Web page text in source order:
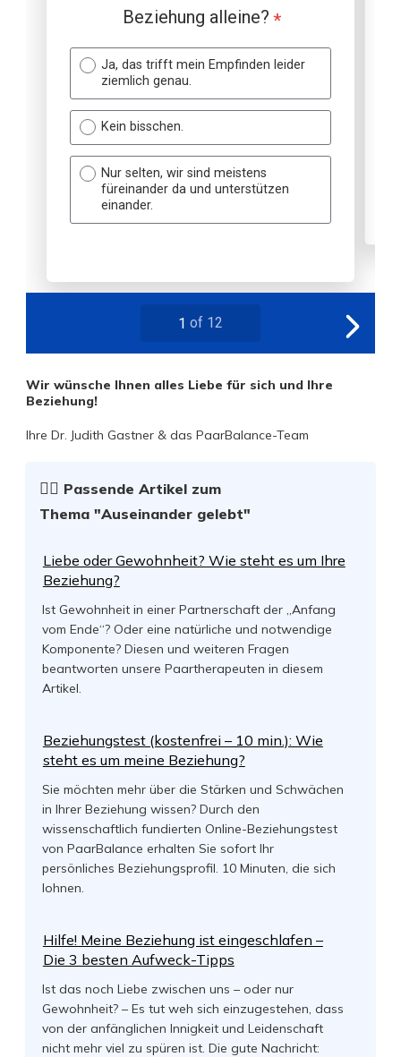
Wir wünsche Ihnen alles Liebe für sich und Ihre
Beziehung!
Ihre Dr. Judith Gastner & das PaarBalance-Team
☝🏻 Passende Artikel zum
Thema "Auseinander gelebt"
Liebe oder Gewohnheit? Wie steht es um Ihre
Beziehung?
Ist Gewohnheit in einer Partnerschaft der „Anfang
vom Ende“? Oder eine natürliche und notwendige
Komponente? Diesen und weiteren Fragen
beantworten unsere Paartherapeuten in diesem
Artikel.
Beziehungstest (kostenfrei – 10 min.): Wie
steht es um meine Beziehung?
Sie möchten mehr über die Stärken und Schwächen
in Ihrer Beziehung wissen? Durch den
wissenschaftlich fundierten Online-Beziehungstest
von PaarBalance erhalten Sie sofort Ihr
persönliches Beziehungsprofil. 10 Minuten, die sich
lohnen.
Hilfe! Meine Beziehung ist eingeschlafen –
Die 3 besten Aufweck-Tipps
Ist das noch Liebe zwischen uns – oder nur
Gewohnheit? – Es tut weh sich einzugestehen, dass
von der anfänglichen Innigkeit und Leidenschaft
nicht mehr viel zu spüren ist. Die gute Nachricht: